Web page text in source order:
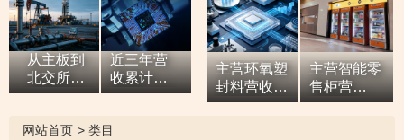
从主板到
北交所，7
亿元营收
服务商两
近三年营
收累计超9
亿元，拓
场背后外
主营环氧塑
封料营收逐
年增高，应
主营智能零
售柜营
收“两连
网站首页 > 类目